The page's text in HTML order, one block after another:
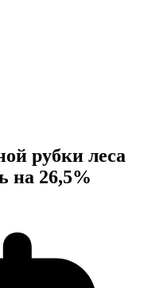
рубки леса
на 26,5%